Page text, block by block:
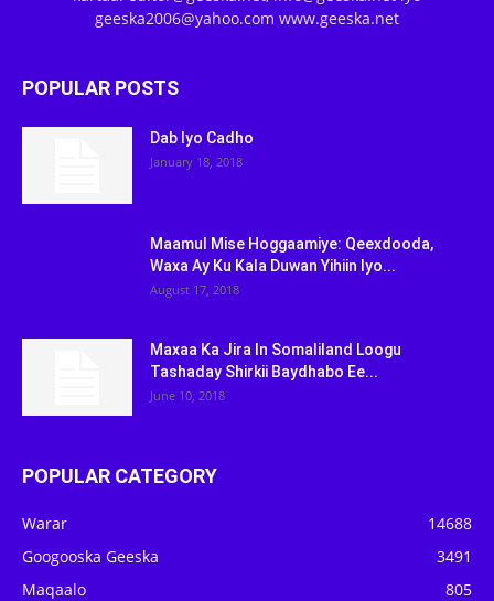
geeska2006@yahoo.com www.geeska.net
POPULAR POSTS
Dab Iyo Cadho
January 18, 2018
Maamul Mise Hoggaamiye: Qeexdooda,
Waxa Ay Ku Kala Duwan Yihiin Iyo...
August 17, 2018
Maxaa Ka Jira In Somaliland Loogu
Tashaday Shirkii Baydhabo Ee...
June 10, 2018
POPULAR CATEGORY
Warar
14688
Googooska Geeska
3491
Maqaalo
805